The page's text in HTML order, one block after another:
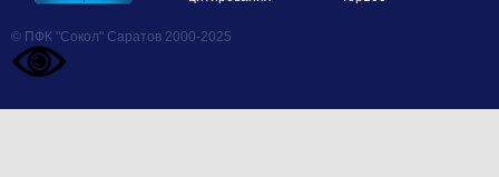
© ПФК "Сокол" Саратов 2000-2025